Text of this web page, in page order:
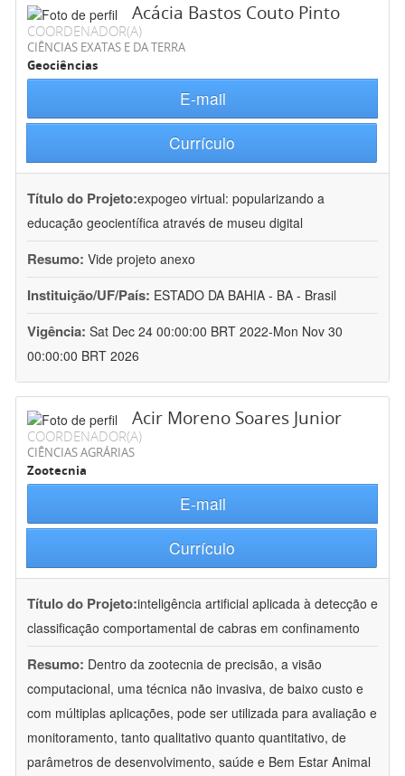
Acácia Bastos Couto Pinto
COORDENADOR(A)
CIÊNCIAS EXATAS E DA TERRA
Geociências
E-mail
Currículo
Título do Projeto:expogeo virtual: popularizando a
educação geocientífica através de museu digital
Resumo: Vide projeto anexo
Instituição/UF/País: ESTADO DA BAHIA - BA - Brasil
Vigência: Sat Dec 24 00:00:00 BRT 2022-Mon Nov 30
00:00:00 BRT 2026
Acir Moreno Soares Junior
COORDENADOR(A)
CIÊNCIAS AGRÁRIAS
Zootecnia
E-mail
Currículo
Título do Projeto:inteligência artificial aplicada à detecção e
classificação comportamental de cabras em confinamento
Resumo: Dentro da zootecnia de precisão, a visão
computacional, uma técnica não invasiva, de baixo custo e
com múltiplas aplicações, pode ser utilizada para avaliação e
monitoramento, tanto qualitativo quanto quantitativo, de
parâmetros de desenvolvimento, saúde e Bem Estar Animal